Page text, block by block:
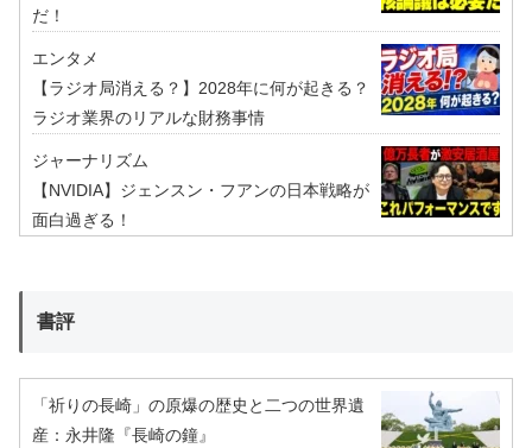
だ！
エンタメ
【ラジオ局消える？】2028年に何が起きる？
ラジオ業界のリアルな財務事情
ジャーナリズム
【NVIDIA】ジェンスン・フアンの日本戦略が
面白過ぎる！
書評
「祈りの長崎」の原爆の歴史と二つの世界遺
産：永井隆『長崎の鐘』